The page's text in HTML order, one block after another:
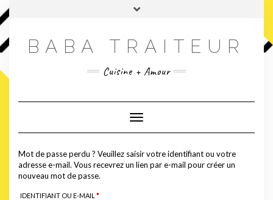
to
content
Toggle
BABA TRAITEUR
Cuisine + Amour
Toggle Navigation
Mot de passe perdu ? Veuillez saisir votre identifiant ou votre
adresse e-mail. Vous recevrez un lien par e-mail pour créer un
nouveau mot de passe.
IDENTIFIANT OU E-MAIL *OBLIGATOIRE